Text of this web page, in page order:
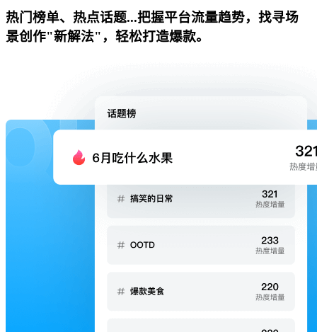
热门榜单、热点话题...把握平台流量趋势，找寻场
景创作"新解法"，轻松打造爆款。